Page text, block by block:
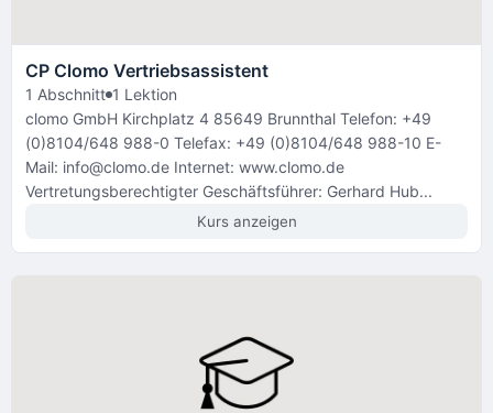
CP Clomo Vertriebsassistent
1 Abschnitt 1 Lektion
clomo GmbH Kirchplatz 4 85649 Brunnthal Telefon: +49
(0)8104/648 988-0 Telefax: +49 (0)8104/648 988-10 E-
Mail: info@clomo.de Internet: www.clomo.de
Vertretungsberechtigter Geschäftsführer: Gerhard Hub...
Kurs anzeigen